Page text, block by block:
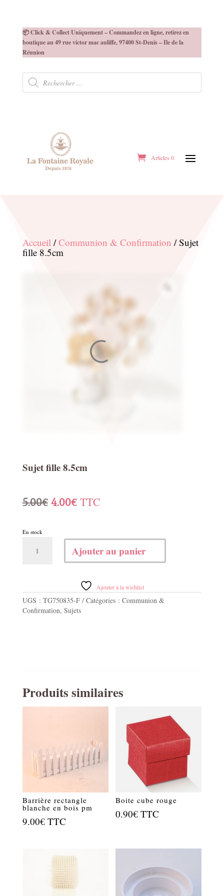
📦 Click & Collect Uniquement – Commandez en ligne, retirez en
boutique au 49 rue victor mac auliffe, 97400 St-Denis – Ile de la
Réunion
Recherche
produits
Articles 0
Accueil/Communion & Confirmation / Sujet
fille 8.5cm
Sujet fille 8.5cm
5.00€ Le
initial
était :
4.00€Le
actuel
est :
4.00€.
TTC
En stock
Ajouter au panier
Ajouter à la wishlist
UGS : TG750835-F Catégories : Communion &
Confirmation, Sujets
Produits similaires
Barrière rectangle
blanche en bois pm
9.00€ TTC
Boite cube rouge
0.90€ TTC